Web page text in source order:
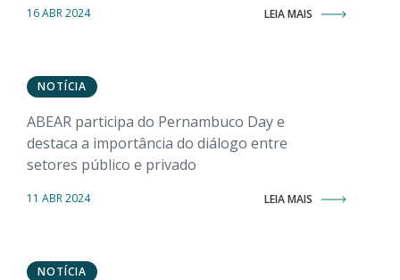
16 ABR 2024 LEIA MAIS
NOTÍCIA
ABEAR participa do Pernambuco Day e
destaca a importância do diálogo entre
setores público e privado
11 ABR 2024 LEIA MAIS
NOTÍCIA